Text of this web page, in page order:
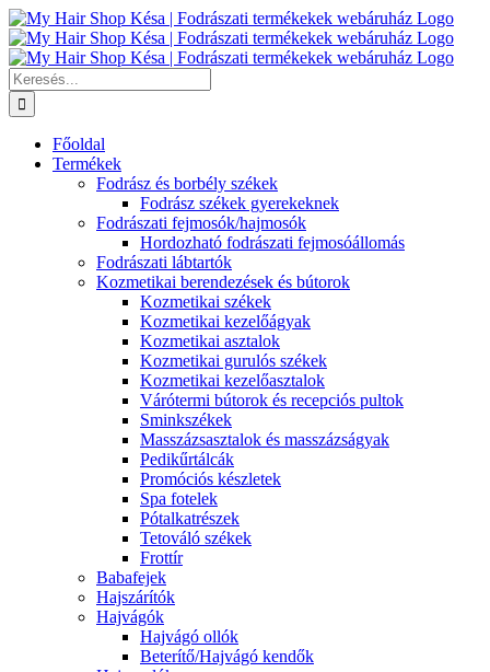
Kihagyás
Keresés...
Főoldal
Termékek
Fodrász és borbély székek
Fodrász székek gyerekeknek
Fodrászati fejmosók/hajmosók
Hordozható fodrászati fejmosóállomás
Fodrászati lábtartók
Kozmetikai berendezések és bútorok
Kozmetikai székek
Kozmetikai kezelőágyak
Kozmetikai asztalok
Kozmetikai gurulós székek
Kozmetikai kezelőasztalok
Várótermi bútorok és recepciós pultok
Sminkszékek
Masszázsasztalok és masszázságyak
Pedikűrtálcák
Promóciós készletek
Spa fotelek
Pótalkatrészek
Tetováló székek
Frottír
Babafejek
Hajszárítók
Hajvágók
Hajvágó ollók
Beterítő/Hajvágó kendők